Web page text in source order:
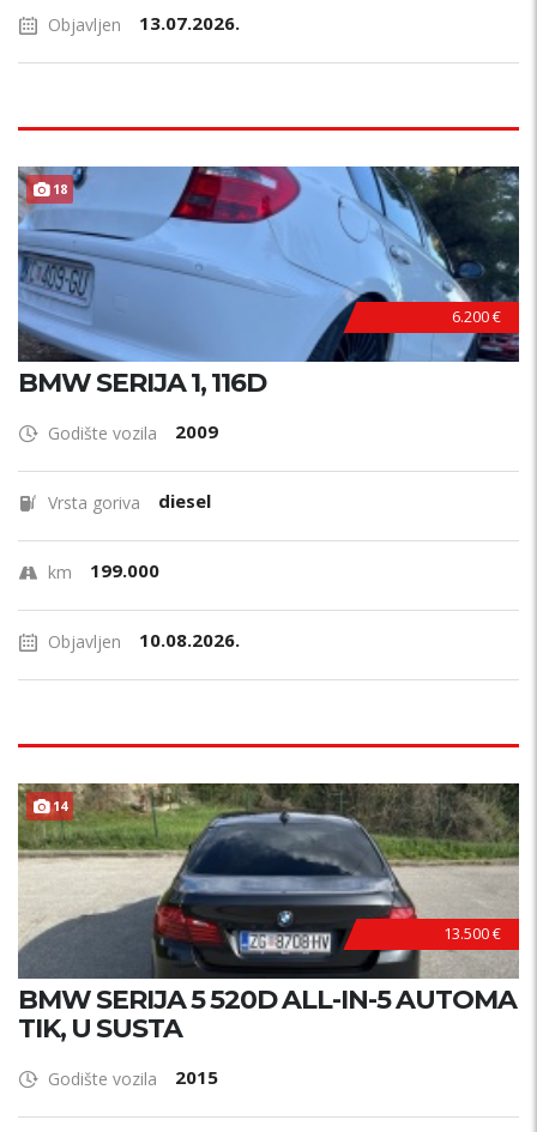
Objavljen 13.07.2026.
18 TOP STANJE !
6.200 €
BMW SERIJA 1, 116D
Godište vozila 2009
Vrsta goriva diesel
km 199.000
Objavljen 10.08.2026.
14 HITNO !
13.500 €
BMW SERIJA 5 520D ALL-IN-5 AUTOMA
TIK, U SUSTA
Godište vozila 2015